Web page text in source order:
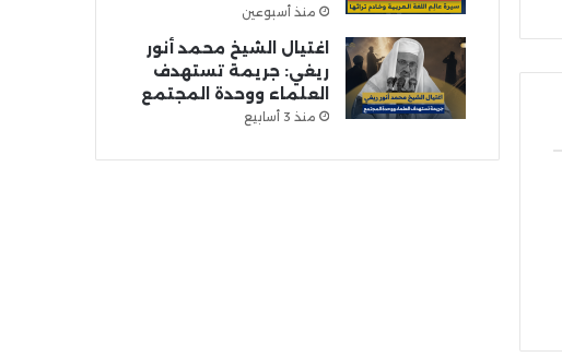
منذ أسبوعين
اغتيال الشيخ محمد أنور
ريغي: جريمة تستهدف
العلماء ووحدة المجتمع
منذ 3 أسابيع